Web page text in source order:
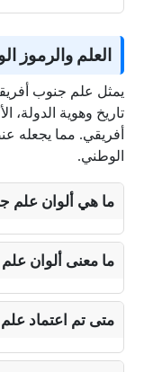
العلم والرموز
يمثل علم جنوب
تاريخ وهوية الدولة،
أفريقي. مما يجعله
الوطني.
ما هي ألوان علم
ما معنى ألوان
متى تم اعتماد